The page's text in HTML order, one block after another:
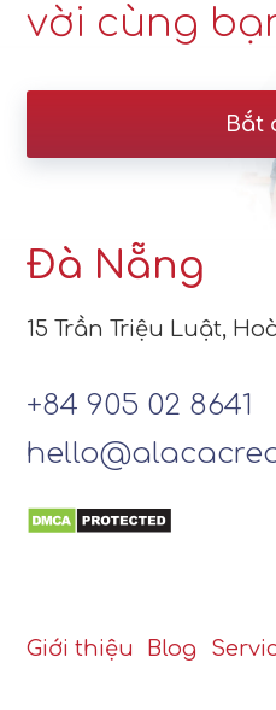
vời cùng
Bắt
Đà Nẵng
15 Trần Triệu Luật,
+84 905 02 8641
Giới thiệu Blog